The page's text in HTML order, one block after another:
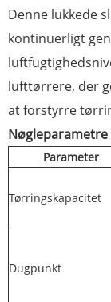
Denne lukkede
kontinuerligt
lufttørrere, der
at forstyrre
Parameter
Tørringskapacitet
Dugpunkt